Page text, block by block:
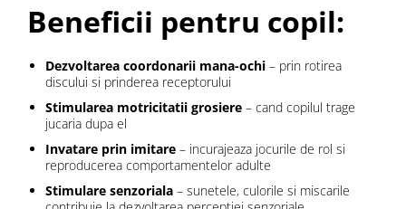
Beneficii pentru copil:
Dezvoltarea coordonarii mana-ochi – prin rotirea
discului si prinderea receptorului
Stimularea motricitatii grosiere – cand copilul trage
jucaria dupa el
Invatare prin imitare – incurajeaza jocurile de rol si
reproducerea comportamentelor adulte
Stimulare senzoriala – sunetele, culorile si miscarile